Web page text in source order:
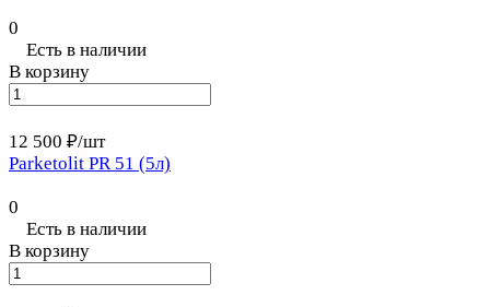
0
Есть в наличии
В корзину
12 500 ₽/шт
Parketolit PR 51 (5л)
0
Есть в наличии
В корзину